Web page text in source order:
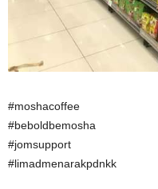
#moshacoffee
#beboldbemosha
#jomsupport
#limadmenarakpdnkk